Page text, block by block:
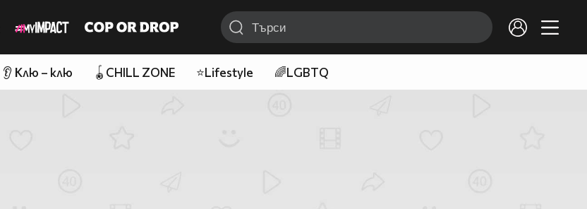
👂 Клю – клю 🪀CHILL ZONE ⭐Lifestyle 🌈LGBTQ